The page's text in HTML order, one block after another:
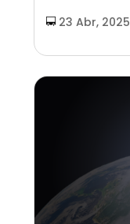
23 Abr, 2025